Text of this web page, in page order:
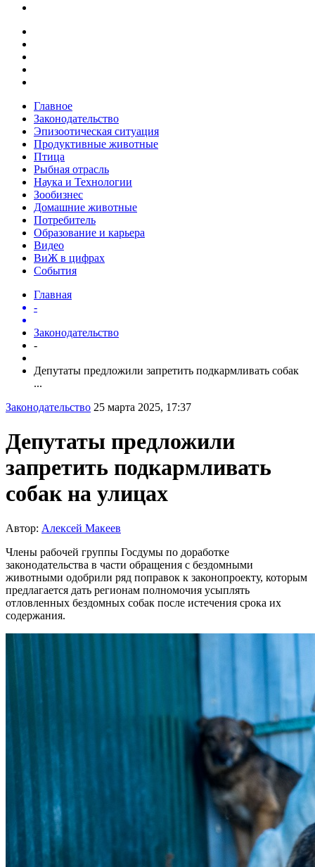
Главное
Законодательство
Эпизоотическая ситуация
Продуктивные животные
Птица
Рыбная отрасль
Наука и Технологии
Зообизнес
Домашние животные
Потребитель
Образование и карьера
Видео
ВиЖ в цифрах
События
Главная
-
Законодательство
-
Депутаты предложили запретить подкармливать собак
...
Законодательство 25 марта 2025, 17:37
Депутаты предложили
запретить подкармливать
собак на улицах
Автор: Алексей Макеев
Члены рабочей группы Госдумы по доработке
законодательства в части обращения с бездомными
животными одобрили ряд поправок к законопроекту, которым
предлагается дать регионам полномочия усыплять
отловленных бездомных собак после истечения срока их
содержания.